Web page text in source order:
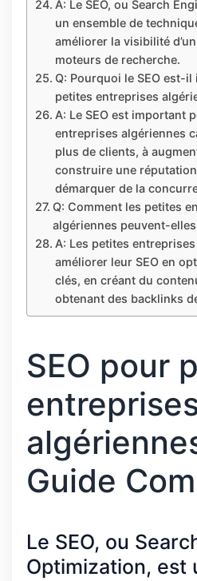
A: Le SEO, ou Search
un ensemble de
améliorer la visibilité
moteurs de recherche.
Q: Pourquoi le SEO est-
petites entreprises
A: Le SEO est important
entreprises algériennes
plus de clients, à
construire une
démarquer de la
Q: Comment les petites
algériennes peuvent-
A: Les petites
améliorer leur SEO en
clés, en créant du
obtenant des backlinks
SEO pour
Guide
Le SEO, ou
Optimization, est